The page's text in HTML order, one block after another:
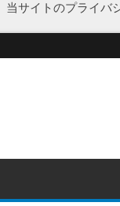
当サイトのプライバ